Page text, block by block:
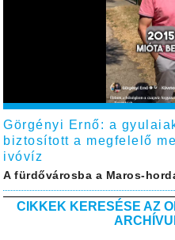
Görgényi Ernő: a
biztosított a megfelelő
ivóvíz
A fürdővárosba a Maros-
CIKKEK KERESÉSE AZ